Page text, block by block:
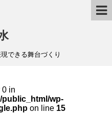
できる舞台づくり
0 in
public_html/wp-
on line 15